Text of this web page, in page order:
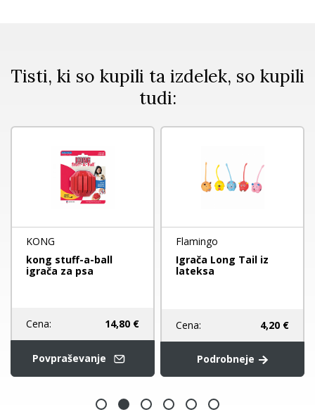
Tisti, ki so kupili ta izdelek, so kupili
tudi:
KONG
kong stuff-a-ball
igrača za psa
Cena: 14,80 €
Povpraševanje
Flamingo
Igrača Long Tail iz
lateksa
Cena: 4,20 €
Podrobneje